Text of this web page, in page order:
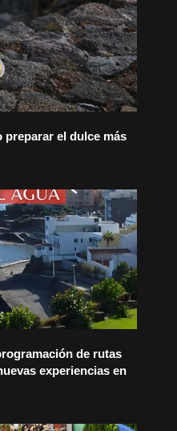
preparar el dulce más
de rutas
experiencias en